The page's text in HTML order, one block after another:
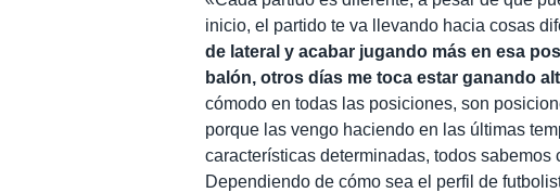
inicio, el partido te va llevando hacia cosas
de lateral y acabar jugando más en esa
balón, otros días me toca estar ganando
cómodo en todas las posiciones, son
porque las vengo haciendo en las últimas
características determinadas, todos sabemos
Dependiendo de cómo sea el perfil de